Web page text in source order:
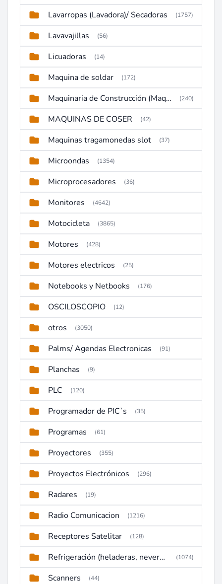
Lavarropas (Lavadora)/ Secadoras (1757)
Lavavajillas (56)
Licuadoras (14)
Maquina de soldar (172)
Maquinaria de Construcción (Maquinaria Pesada) (240)
MAQUINAS DE COSER (42)
Maquinas tragamonedas slot (37)
Microondas (1354)
Microprocesadores (36)
Monitores (4642)
Motocicleta (3865)
Motores (428)
Motores electricos (25)
Notebooks y Netbooks (176)
OSCILOSCOPIO (12)
otros (3050)
Palms/ Agendas Electronicas (91)
Planchas (9)
PLC (120)
Programador de PIC`s (35)
Programas (61)
Proyectores (355)
Proyectos Electrónicos (296)
Radares (19)
Radio Comunicacion (1216)
Receptores Satelitar (128)
Refrigeración (heladeras, neveras, congeladores) (1074)
Scanners (44)